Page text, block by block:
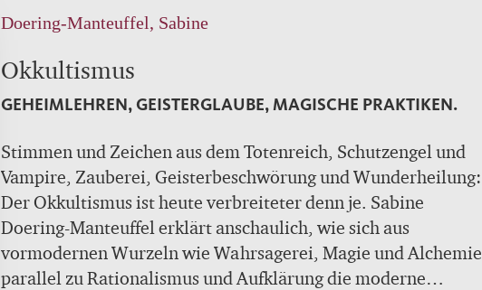
Doering-Manteuffel, Sabine
Okkultismus
GEHEIMLEHREN, GEISTERGLAUBE, MAGISCHE PRAKTIKEN.
Stimmen und Zeichen aus dem Totenreich, Schutzengel und
Vampire, Zauberei, Geisterbeschwörung und Wunderheilung:
Der Okkultismus ist heute verbreiteter denn je. Sabine
Doering-Manteuffel erklärt anschaulich, wie sich aus
vormodernen Wurzeln wie Wahrsagerei, Magie und Alchemie
parallel zu Rationalismus und Aufklärung die moderne